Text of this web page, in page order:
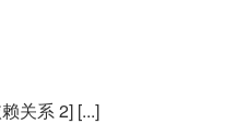
关系 2] [...]